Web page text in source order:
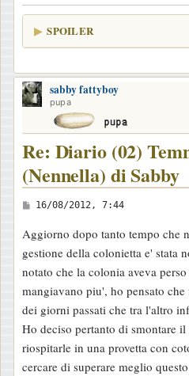
SPOILER
sabby fattyboy
pupa
Re: Diario (02)
(Nennella) di Sabby
M
s
s
a
g
g
i
o
16/08/2012, 7:44
Aggiorno dopo tanto tempo che
gestione della colonietta e' stata
notato che la colonia aveva
mangiavano piu', ho pensato
dei giorni passati che tra l'altro
Ho deciso pertanto di smontare
riospitarle in una provetta con
cercare di superare meglio